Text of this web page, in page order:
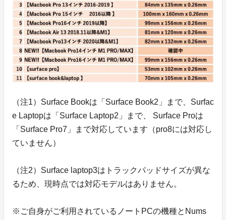
（注1）Surface Bookは「Surface Book2」まで、Surfac
e Laptopは「Surface Laptop2」まで、 Surface Proは
「Surface Pro7」まで対応しています（pro8には対応し
ていません）
（注2）Surface laptop3はトラックパッドサイズが異な
るため、現時点では対応モデルはありません。
※ご自身がご利用されているノートPCの機種とNums